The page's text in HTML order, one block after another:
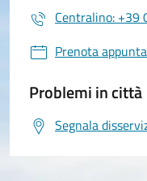
Centralino: +39
Prenota
Problemi in città
Segnala